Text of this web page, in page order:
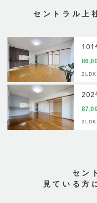
セントラル上
101
2LDK
202
2LDK
セン
見ている方